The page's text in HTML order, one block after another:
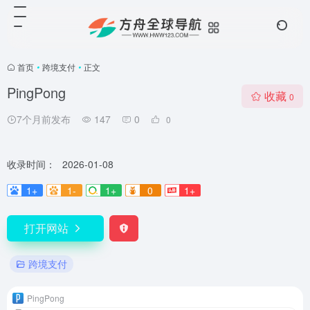
首页 • 跨境支付 • 正文
PingPong
7个月前发布 147 0 0
收藏 0
收录时间：
2026-01-08
1+
1- 1+ 0 1+
打开网站
跨境支付
PingPong